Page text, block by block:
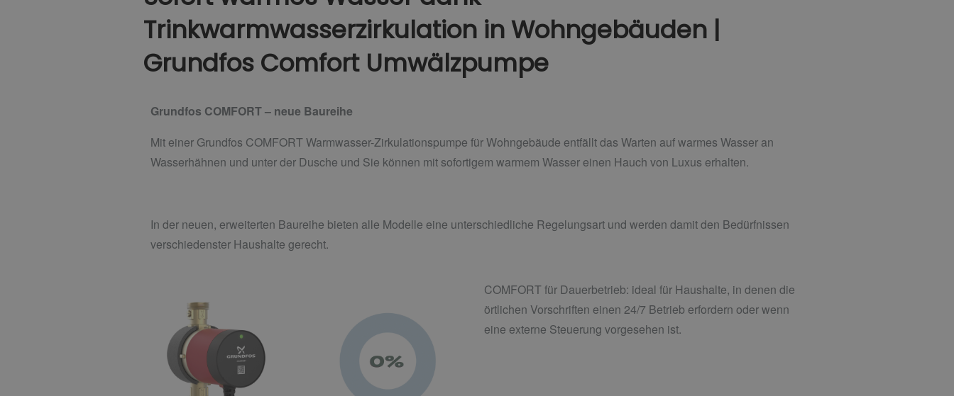
Trinkwarmwasserzirkulation in Wohngebäuden |
Grundfos Comfort Umwälzpumpe
Grundfos COMFORT – neue Baureihe
Mit einer Grundfos COMFORT Warmwasser-Zirkulationspumpe für Wohngebäude entfällt das Warten auf warmes Wasser an
Wasserhähnen und unter der Dusche und Sie können mit sofortigem warmem Wasser einen Hauch von Luxus erhalten.
In der neuen, erweiterten Baureihe bieten alle Modelle eine unterschiedliche Regelungsart und werden damit den Bedürfnissen
verschiedenster Haushalte gerecht.
COMFORT für Dauerbetrieb: ideal für Haushalte, in denen die
örtlichen Vorschriften einen 24/7 Betrieb erfordern oder wenn
eine externe Steuerung vorgesehen ist.